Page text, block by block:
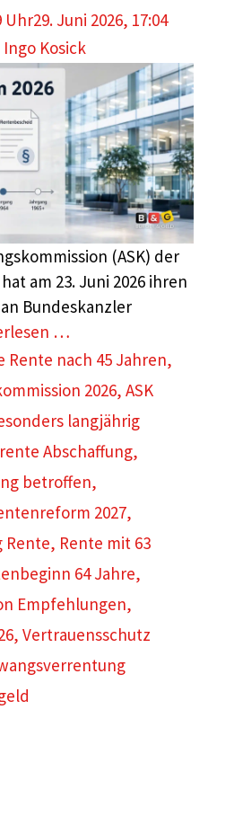
Uhr29. Juni 2026, 17:04
Ingo Kosick
(ASK) der
am 23. Juni 2026 ihren
Bundeskanzler
…
Rente nach 45 Jahren,
2026, ASK
langjährig
Abschaffung,
betroffen,
2027,
Rente, Rente mit 63
64 Jahre,
Empfehlungen,
, Vertrauensschutz